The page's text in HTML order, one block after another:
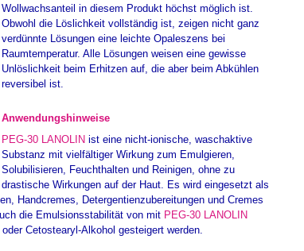
Wollwachsanteil in diesem Produkt höchst möglich ist.
Obwohl die Löslichkeit vollständig ist, zeigen nicht ganz
verdünnte Lösungen eine leichte Opaleszens bei
Raumtemperatur. Alle Lösungen weisen eine gewisse
Unlöslichkeit beim Erhitzen auf, die aber beim Abkühlen
reversibel ist.
Anwendungshinweise
PEG-30 LANOLIN ist eine nicht-ionische, waschaktive
Substanz mit vielfältiger Wirkung zum Emulgieren,
Solubilisieren, Feuchthalten und Reinigen, ohne zu
drastische Wirkungen auf der Haut. Es wird eingesetzt als
Handcremes, Detergentienzubereitungen und Cremes
die Emulsionsstabilität von mit PEG-30 LANOLIN
Cetostearyl-Alkohol gesteigert werden.